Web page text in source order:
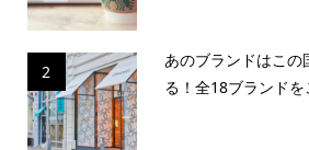
2
あのブランドはこの
る！全18ブランドを